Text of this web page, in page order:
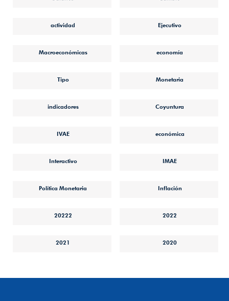
actividad Ejecutivo
Macroeconómicas economía
Tipo Monetaria
indicadores Coyuntura
IVAE económica
Interactivo IMAE
Política Monetaria Inflación
20222 2022
2021 2020